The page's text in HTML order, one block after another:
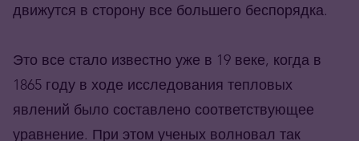
движутся в сторону все большего беспорядка.
Это все стало известно уже в 19 веке, когда в
1865 году в ходе исследования тепловых
явлений было составлено соответствующее
уравнение. При этом ученых волновал так